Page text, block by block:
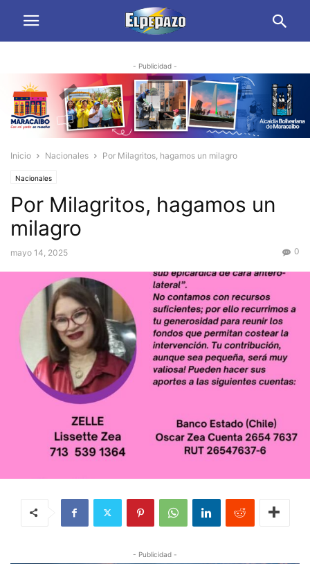
- Publicidad -
Inicio Nacionales Por Milagritos, hagamos un milagro
Nacionales
Por Milagritos, hagamos un
milagro
mayo 14, 2025 0
- Publicidad -